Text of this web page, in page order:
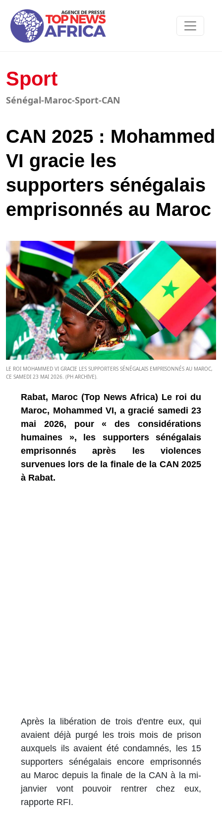
Sport
Sénégal-Maroc-Sport-CAN
CAN 2025 : Mohammed
VI gracie les
supporters sénégalais
emprisonnés au Maroc
LE ROI MOHAMMED VI GRACIE LES SUPPORTERS SÉNÉGALAIS EMPRISONNÉS AU MAROC,
CE SAMEDI 23 MAI 2026. (PH ARCHIVE).
Rabat, Maroc (Top News Africa) Le roi du
Maroc, Mohammed VI, a gracié samedi 23
mai 2026, pour « des considérations
humaines », les supporters sénégalais
emprisonnés après les violences
survenues lors de la finale de la CAN 2025
à Rabat.
Après la libération de trois d'entre eux, qui
avaient déjà purgé les trois mois de prison
auxquels ils avaient été condamnés, les 15
supporters sénégalais encore emprisonnés
au Maroc depuis la finale de la CAN à la mi-
janvier vont pouvoir rentrer chez eux,
rapporte RFI.